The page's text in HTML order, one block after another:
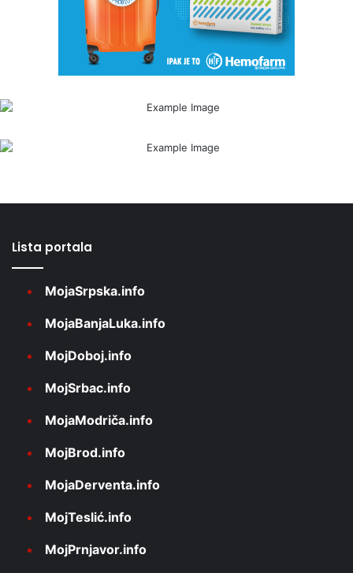
Lista portala
MojaSrpska.info
MojaBanjaLuka.info
MojDoboj.info
MojSrbac.info
MojaModriča.info
MojBrod.info
MojaDerventa.info
MojTeslić.info
MojPrnjavor.info